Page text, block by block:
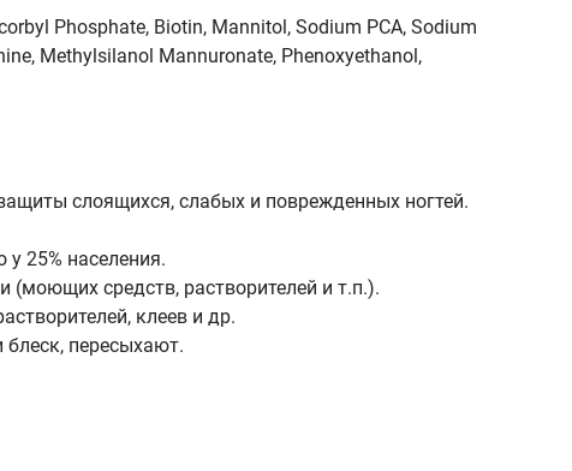
Phosphate, Biotin, Mannitol, Sodium PCA, Sodium
Methylsilanol Mannuronate, Phenoxyethanol,
слоящихся, слабых и поврежденных ногтей.
25% населения.
средств, растворителей и т.п.).
клеев и др.
блеск, пересыхают.